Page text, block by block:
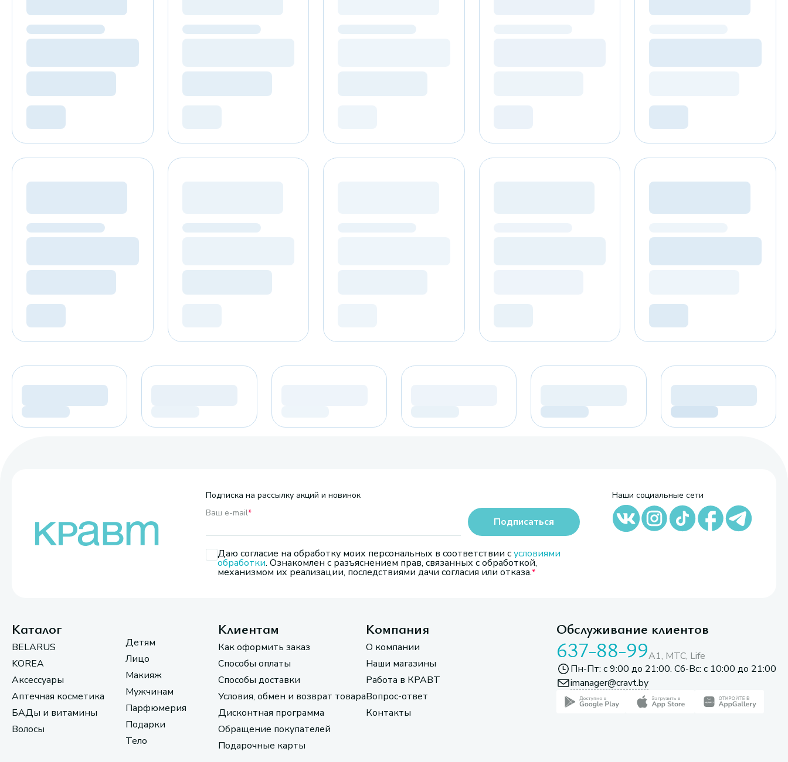
Подписка на рассылку акций и новинок
Ваш e-mail*
Даю согласие на обработку моих персональных в соответствии сусловиями
обработки. Ознакомлен с разъяснением прав, связанных с обработкой,
механизмом их реализации, последствиями дачи согласия или отказа.
Подписаться
Наши социальные сети
Каталог
BELARUS
KOREA
Аксессуары
Аптечная косметика
БАДы и витамины
Волосы
Детям
Лицо
Макияж
Мужчинам
Парфюмерия
Подарки
Тело
Клиентам
Как оформить заказ
Способы оплаты
Способы доставки
Условия, обмен и возврат товара
Дисконтная программа
Обращение покупателей
Подарочные карты
Компания
О компании
Наши магазины
Работа в КРАВТ
Вопрос-ответ
Контакты
Обслуживание клиентов
637-88-99A1, МТС, Life
Пн-Пт: с 9:00 до 21:00. Сб-Вс: с 10:00 до 21:00
imanager@cravt.by